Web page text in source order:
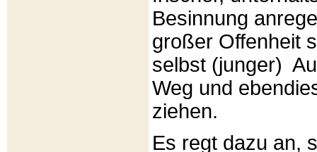
Besinnung
großer Offenheit
selbst (junger)
Weg und
ziehen.
Es regt dazu an,